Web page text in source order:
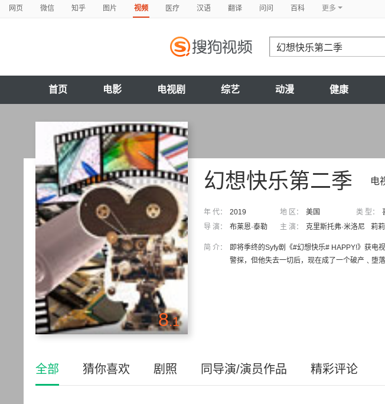
网页 微信 知乎 图片 视频 医疗 汉语 翻译 问问 百科 更多
首页 电影 电视剧 综艺 动漫 健康
8.1
电
幻想快乐第二季
年 代： 2019 地 区： 美国 类 型：
导 演：
布莱恩·泰勒 主 演： 克里斯托弗·米洛尼 莉
简 介：
即将季终的Syfy剧《#幻想快乐# HAPPY!》获电
警探，但他失去一切后，现在成了一个破产﹑堕
全部 猜你喜欢 剧照 同导演/演员作品 精彩评论